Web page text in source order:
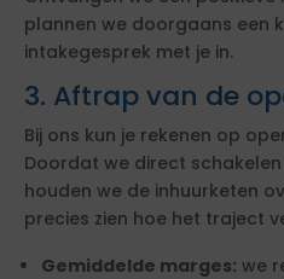
plannen we doorgaans een
intakegesprek met je in.
3. Aftrap van de
Bij ons kun je rekenen op
Doordat we direct
houden we de inhuurketen
precies zien hoe het traject
Gemiddelde marges: we